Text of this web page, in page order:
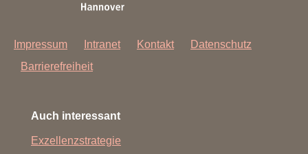
Impressum Intranet Kontakt
Datenschutz
Barrierefreiheit
Auch interessant
Exzellenzstrategie